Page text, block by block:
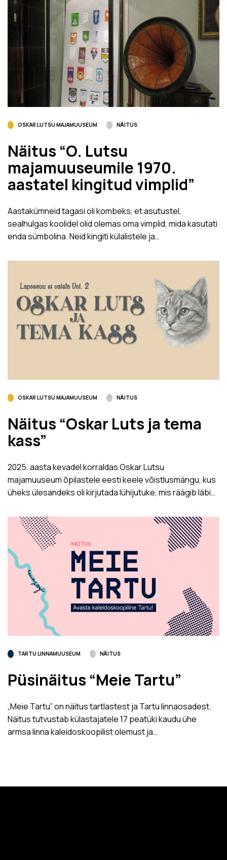
OSKAR LUTSU MAJAMUUSEUM NÄITUS
Näitus “O. Lutsu
majamuuseumile 1970.
aastatel kingitud vimplid”
Aastakümneid tagasi oli kombeks, et asutustel,
sealhulgas koolidel olid olemas oma vimplid, mida kasutati
enda sümbolina. Neid kingiti külalistele ja…
OSKAR LUTSU MAJAMUUSEUM NÄITUS
Näitus “Oskar Luts ja tema
kass”
2025. aasta kevadel korraldas Oskar Lutsu
majamuuseum õpilastele eesti keele võistlusmängu, kus
üheks ülesandeks oli kirjutada lühijutuke, mis räägib läbi…
TARTU LINNAMUUSEUM NÄITUS
Püsinäitus “Meie Tartu”
„Meie Tartu” on näitus tartlastest ja Tartu linnaosadest.
Näitus tutvustab külastajatele 17 peatüki kaudu ühe
armsa linna kaleidoskoopilist olemust ja…